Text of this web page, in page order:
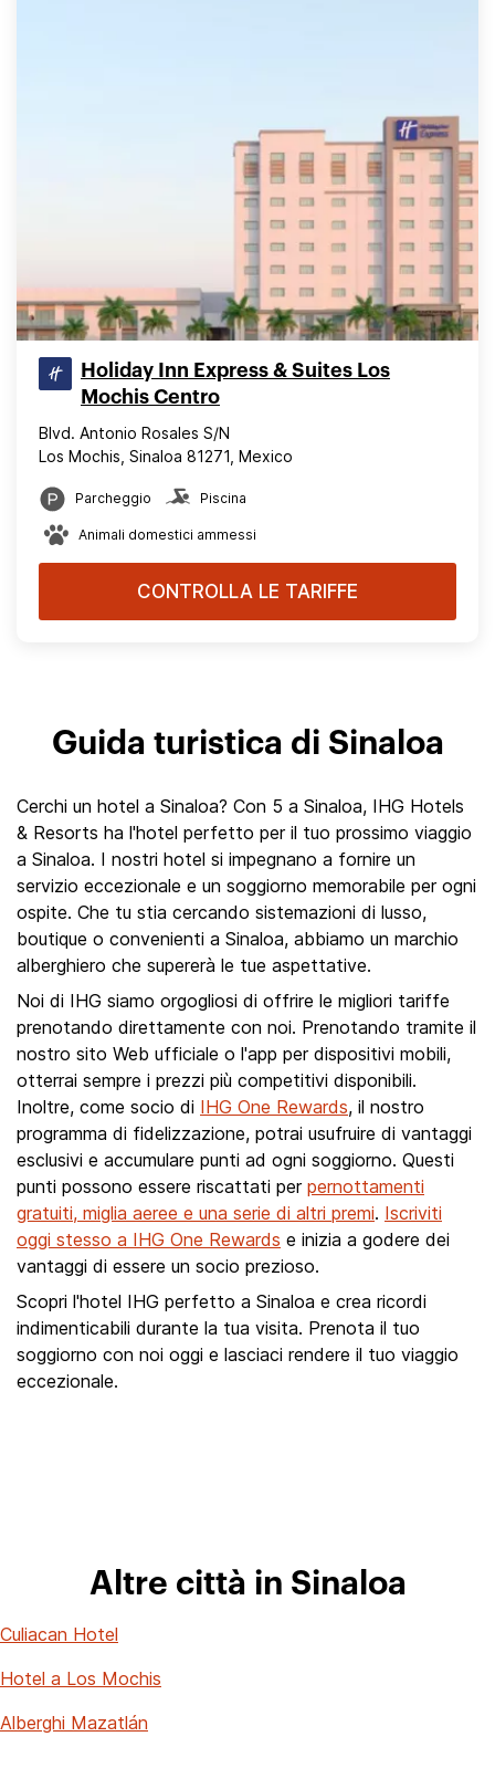
Holiday Inn Express & Suites Los
Mochis Centro
Blvd. Antonio Rosales S/N
Los Mochis, Sinaloa 81271, Mexico
Parcheggio Piscina
Animali domestici ammessi
CONTROLLA LE TARIFFE
Guida turistica di Sinaloa
Cerchi un hotel a Sinaloa? Con 5 a Sinaloa, IHG Hotels
& Resorts ha l'hotel perfetto per il tuo prossimo viaggio
a Sinaloa. I nostri hotel si impegnano a fornire un
servizio eccezionale e un soggiorno memorabile per ogni
ospite. Che tu stia cercando sistemazioni di lusso,
boutique o convenienti a Sinaloa, abbiamo un marchio
alberghiero che supererà le tue aspettative.
Noi di IHG siamo orgogliosi di offrire le migliori tariffe
prenotando direttamente con noi. Prenotando tramite il
nostro sito Web ufficiale o l'app per dispositivi mobili,
otterrai sempre i prezzi più competitivi disponibili.
Inoltre, come socio di IHG One Rewards, il nostro
programma di fidelizzazione, potrai usufruire di vantaggi
esclusivi e accumulare punti ad ogni soggiorno. Questi
punti possono essere riscattati per pernottamenti
gratuiti, miglia aeree e una serie di altri premi. Iscriviti
oggi stesso a IHG One Rewards e inizia a godere dei
vantaggi di essere un socio prezioso.
Scopri l'hotel IHG perfetto a Sinaloa e crea ricordi
indimenticabili durante la tua visita. Prenota il tuo
soggiorno con noi oggi e lasciaci rendere il tuo viaggio
eccezionale.
Altre città in Sinaloa
Culiacan Hotel
Hotel a Los Mochis
Alberghi Mazatlán